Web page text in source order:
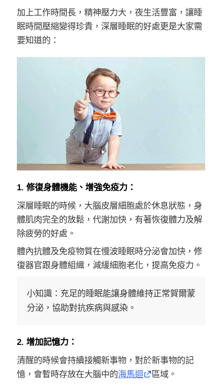
加上工作時間長，精神壓力大，夜生活豐富，讓睡
眠時間壓縮變得珍貴，深層睡眠的好處更是大家需
要知道的：
1. 修復身體機能、增強免疫力：
深層睡眠的時候，大腦皮層細胞處於休息狀態，身
體肌肉完全的放鬆，代謝加快，有著恢復體力及解
除疲勞的好處。
體內抗體及免疫物質在慢波睡眠時分泌會加快，修
復器官跟身體組織，減緩細胞老化，提高免疫力。
小知識：充足的睡眠能讓身體維持正常賀爾蒙
分泌，協助對抗疾病與感染。
2. 增加記憶力：
清醒的時候會持續接觸新事物，對於新事物的記
憶，會暫時存放在大腦中的海馬迴 區域。